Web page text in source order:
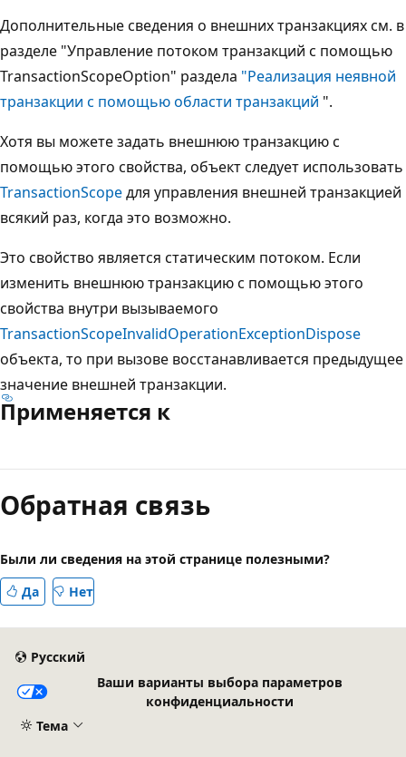
Дополнительные сведения о внешних транзакциях см. в
разделе "Управление потоком транзакций с помощью
TransactionScopeOption" раздела "Реализация неявной
транзакции с помощью области транзакций ".
Хотя вы можете задать внешнюю транзакцию с
помощью этого свойства, объект следует использовать
TransactionScopeдля управления внешней транзакцией
всякий раз, когда это возможно.
Это свойство является статическим потоком. Если
изменить внешнюю транзакцию с помощью этого
свойства внутри вызываемого
TransactionScopeInvalidOperationExceptionDispose
объекта, то при вызове восстанавливается предыдущее
значение внешней транзакции.
Применяется к
чтения
выключен
Обратная связь
Были ли сведения на этой странице полезными?
Да
Нет
Русский
Ваши варианты выбора параметров
конфиденциальности
Тема